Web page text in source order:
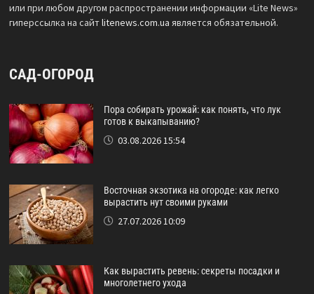
или при любом другом распространении информации «Lite News»
гиперссылка на сайтlitenews.com.ua является обязательной.
САД-ОГОРОД
Пора собирать урожай: как понять, что лук
готов к выкапыванию?
03.08.2026 15:54
Восточная экзотика на огороде: как легко
вырастить нут своими руками
27.07.2026 10:09
Как вырастить ревень: секреты посадки и
многолетнего ухода